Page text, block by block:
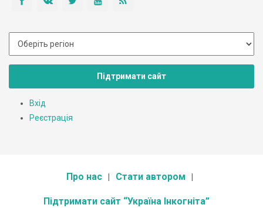
Підтримати сайт
Вхід
Реєстрація
Про нас Стати автором
Підтримати сайт “Україна Інкогніта”